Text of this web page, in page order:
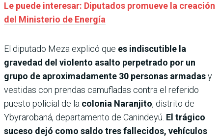
Le puede interesar: Diputados promueve la creación
del Ministerio de Energía
El diputado Meza explicó que es indiscutible la
gravedad del violento asalto perpetrado por un
grupo de aproximadamente 30 personas armadasy
vestidas con prendas camufladas contra el referido
puesto policial de la colonia Naranjito, distrito de
Ybyrarobaná, departamento de Canindeyú. El trágico
suceso dejó como saldo tres fallecidos, vehículos